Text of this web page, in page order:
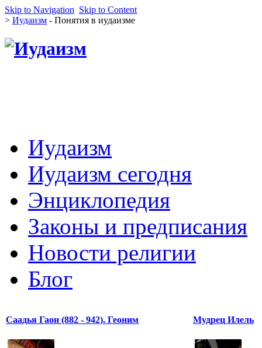
Skip to Navigation Skip to Content
> Иудаизм - Понятия в иудаизме
Иудаизм
Иудаизм сегодня
Энциклопедия
Законы и предписания
Новости религии
Блог
Саадья Гаон (882 - 942). Геоним Мудрец Илель